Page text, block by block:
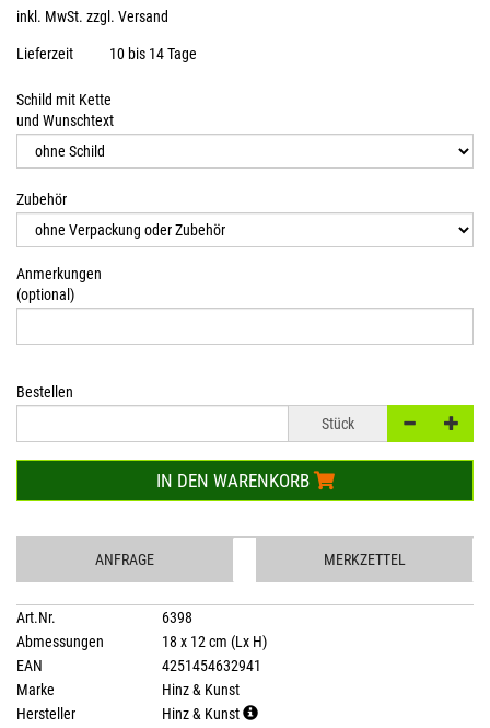
inkl. MwSt. zzgl. Versand
Lieferzeit 10 bis 14 Tage
Schild mit Kette
und Wunschtext
Zubehör
Anmerkungen
(optional)
Bestellen
Stück
IN DEN WARENKORB
ANFRAGE MERKZETTEL
Art.Nr.
6398
Abmessungen
18 x 12 cm (Lx H)
EAN
4251454632941
Marke
Hinz & Kunst
Hersteller
Hinz & Kunst